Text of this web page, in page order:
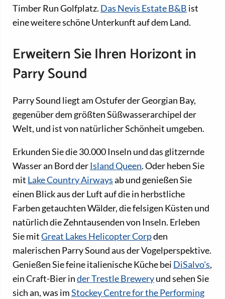
Timber Run Golfplatz. Das Nevis Estate B&B ist
eine weitere schöne Unterkunft auf dem Land.
Erweitern Sie Ihren Horizont in
Parry Sound
Parry Sound liegt am Ostufer der Georgian Bay,
gegenüber dem größten Süßwasserarchipel der
Welt, und ist von natürlicher Schönheit umgeben.
Erkunden Sie die 30.000 Inseln und das glitzernde
Wasser an Bord derIsland Queen. Oder heben Sie
mit Lake Country Airwaysab und genießen Sie
einen Blick aus der Luft auf die in herbstliche
Farben getauchten Wälder, die felsigen Küsten und
natürlich die Zehntausenden von Inseln. Erleben
Sie mitGreat Lakes Helicopter Corpden
malerischen Parry Sound aus der Vogelperspektive.
Genießen Sie feine italienische Küche bei DiSalvo's,
ein Craft-Bier inder Trestle Breweryund sehen Sie
sich an, was imStockey Centre for the Performing